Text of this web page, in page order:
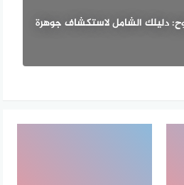
دليلك الشامل لاستكشاف جوهرة